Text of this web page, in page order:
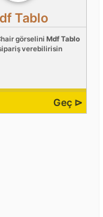
Tablo
görselini Mdf Tablo
verebilirisin
Geç ⊳